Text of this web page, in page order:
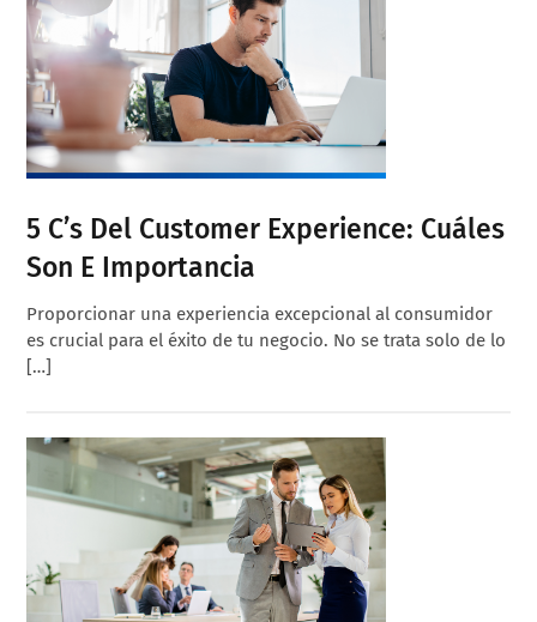
5 C’s Del Customer Experience: Cuáles
Son E Importancia
Proporcionar una experiencia excepcional al consumidor
es crucial para el éxito de tu negocio. No se trata solo de lo
[…]